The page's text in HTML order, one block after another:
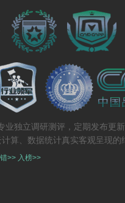
独立调研测评，定期发布更
算、数据统计真实客观呈现的
>> 入榜>>